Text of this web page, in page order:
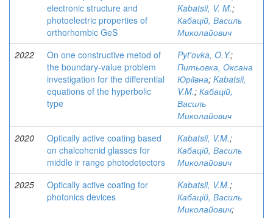
electronic structure and
photoelectric properties of
orthorhombic GeS
Kabatsii, V. M.;
Кабацій, Василь
Миколайович
2022
On one constructive metod of
the boundary-value problem
investigation for the differential
equations of the hyperbolic
type
Pyt'ovka, O.Y.;
Питьовка, Оксана
Юріївна; Kabatsii,
V.M.; Кабацій,
Василь
Миколайович
2020
Optically active coating based
on chalcohenid glasses for
middle ir range photodetectors
Kabatsii, V.M.;
Кабацій, Василь
Миколайович
2025
Optically active coating for
photonics devices
Kabatsii, V.M.;
Кабацій, Василь
Миколайович;